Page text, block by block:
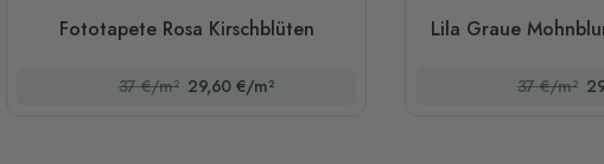
Fototapete Rosa Kirschblüten
37 €/m² 29,60 €/m²
Lila Graue
37 €/m²